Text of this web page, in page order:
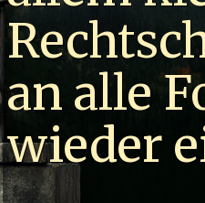
an alle
wieder